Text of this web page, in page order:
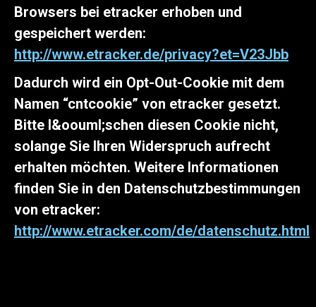
Browsers bei etracker erhoben und
gespeichert werden:
http://www.etracker.de/privacy?et=V23Jbb
Dadurch wird ein Opt-Out-Cookie mit dem
Namen “cntcookie” von etracker gesetzt.
Bitte l&oouml;schen diesen Cookie nicht,
solange Sie Ihren Widerspruch aufrecht
erhalten möchten. Weitere Informationen
finden Sie in den Datenschutzbestimmungen
von etracker:
http://www.etracker.com/de/datenschutz.html